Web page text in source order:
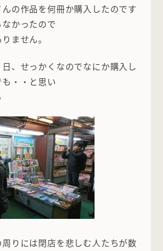
の作品を何冊か購入したのです
かったので
ません。
、せっかくなのでなにか購入し
・・と思い
りには閉店を悲しむ人たちが数